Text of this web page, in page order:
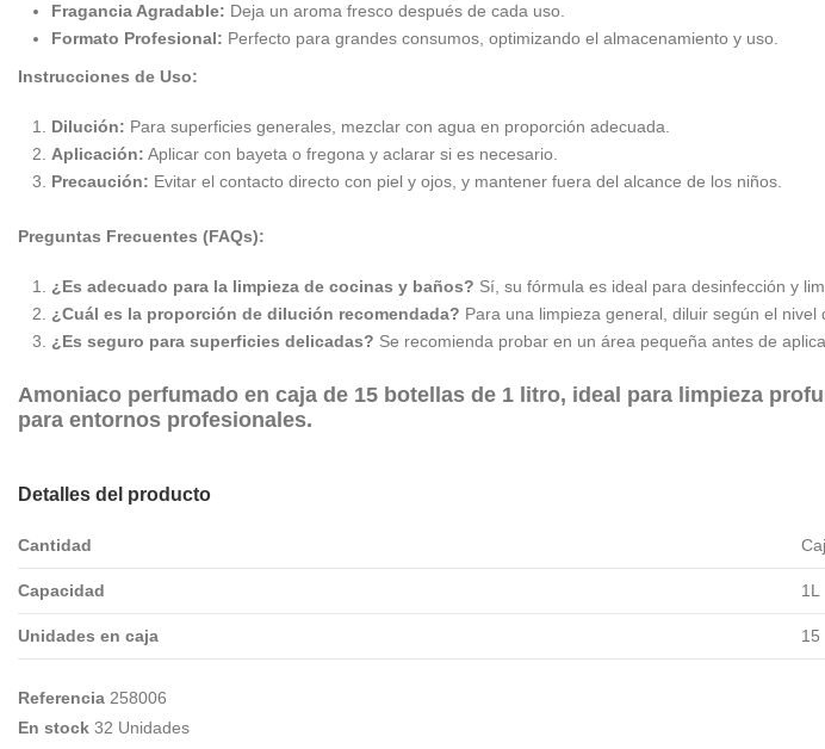
Fragancia Agradable: Deja un aroma fresco después de cada uso.
Formato Profesional: Perfecto para grandes consumos, optimizando el almacenamiento y uso.
Instrucciones de Uso:
Dilución: Para superficies generales, mezclar con agua en proporción adecuada.
Aplicación: Aplicar con bayeta o fregona y aclarar si es necesario.
Precaución: Evitar el contacto directo con piel y ojos, y mantener fuera del alcance de los niños.
Preguntas Frecuentes (FAQs):
¿Es adecuado para la limpieza de cocinas y baños? Sí, su fórmula es ideal para desinfección y
¿Cuál es la proporción de dilución recomendada? Para una limpieza general, diluir según el
¿Es seguro para superficies delicadas? Se recomienda probar en un área pequeña antes de
Amoniaco perfumado en caja de 15 botellas de 1 litro, ideal para limpieza
para entornos profesionales.
Detalles del producto
Cantidad
Capacidad 1L
Unidades en caja 15
Referencia 258006
En stock 32 Unidades